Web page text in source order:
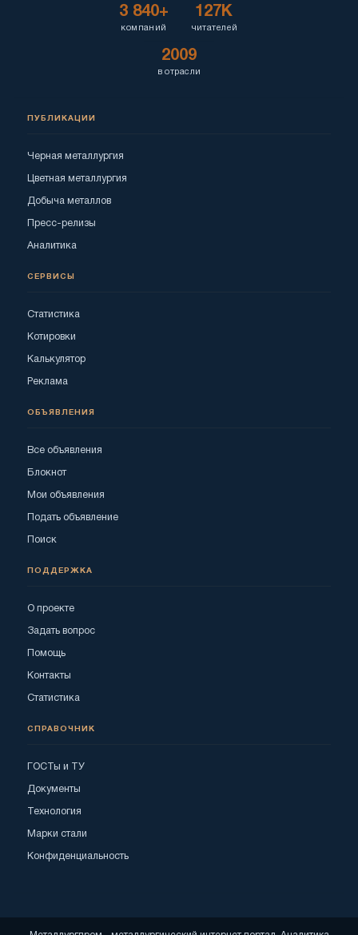
3 840+
компаний
127K
читателей
2009
в отрасли
ПУБЛИКАЦИИ
Черная металлургия
Цветная металлургия
Добыча металлов
Пресс-релизы
Аналитика
СЕРВИСЫ
Статистика
Котировки
Калькулятор
Реклама
ОБЪЯВЛЕНИЯ
Все объявления
Блокнот
Мои объявления
Подать объявление
Поиск
ПОДДЕРЖКА
О проекте
Задать вопрос
Помощь
Контакты
Статистика
СПРАВОЧНИК
ГОСТы и ТУ
Документы
Технология
Марки стали
Конфиденциальность